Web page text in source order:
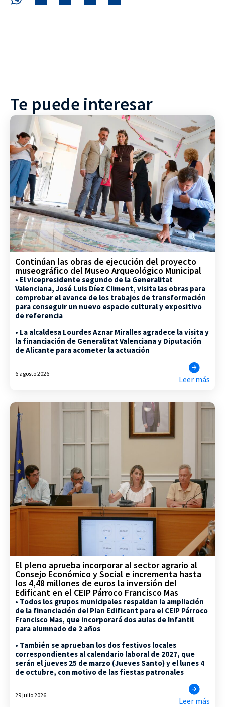
Te puede interesar
Continúan las obras de ejecución del proyecto
museográfico del Museo Arqueológico Municipal
• El vicepresidente segundo de la Generalitat
Valenciana, José Luis Díez Climent, visita las obras para
comprobar el avance de los trabajos de transformación
para conseguir un nuevo espacio cultural y expositivo
de referencia
• La alcaldesa Lourdes Aznar Miralles agradece la visita y
la financiación de Generalitat Valenciana y Diputación
de Alicante para acometer la actuación
6 agosto 2026
Leer más
El pleno aprueba incorporar al sector agrario al
Consejo Económico y Social e incrementa hasta
los 4,48 millones de euros la inversión del
Edificant en el CEIP Párroco Francisco Mas
• Todos los grupos municipales respaldan la ampliación
de la financiación del Plan Edificant para el CEIP Párroco
Francisco Mas, que incorporará dos aulas de Infantil
para alumnado de 2 años
• También se aprueban los dos festivos locales
correspondientes al calendario laboral de 2027, que
serán el jueves 25 de marzo (Jueves Santo) y el lunes 4
de octubre, con motivo de las fiestas patronales
29 julio 2026
Leer más